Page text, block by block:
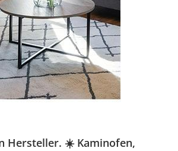
Hersteller. ☀️ Kaminofen,